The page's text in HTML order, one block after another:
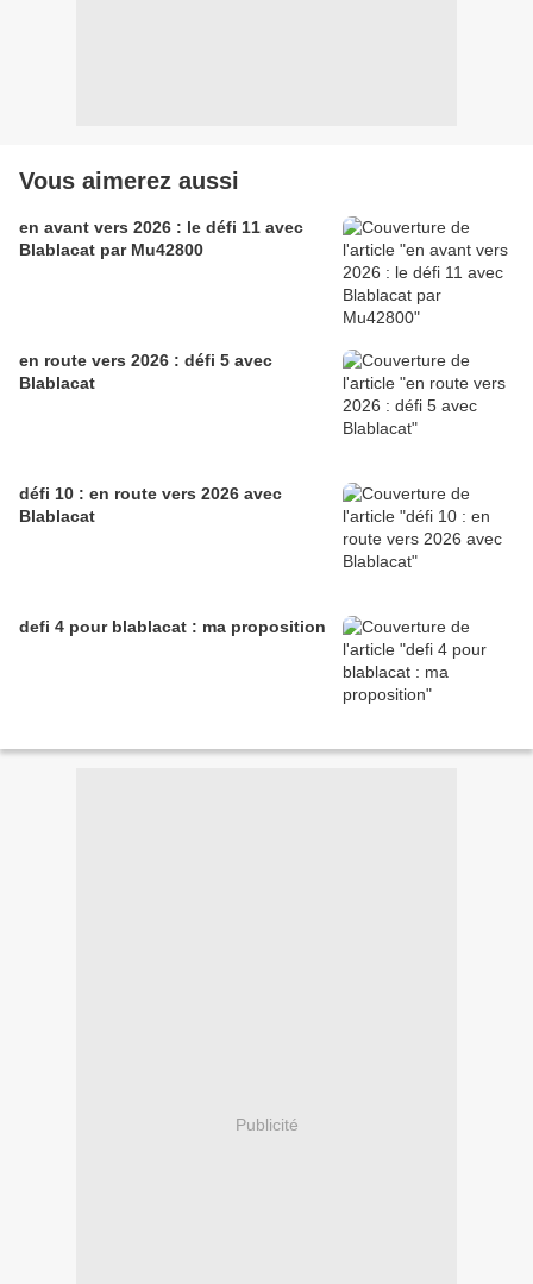
Vous aimerez aussi
en avant vers 2026 : le défi 11 avec
Blablacat par Mu42800
en route vers 2026 : défi 5 avec
Blablacat
défi 10 : en route vers 2026 avec
Blablacat
defi 4 pour blablacat : ma proposition
Publicité